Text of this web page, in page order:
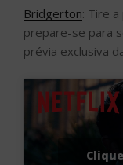
Bridgerton: Tire
prepare-se para
prévia exclusiva